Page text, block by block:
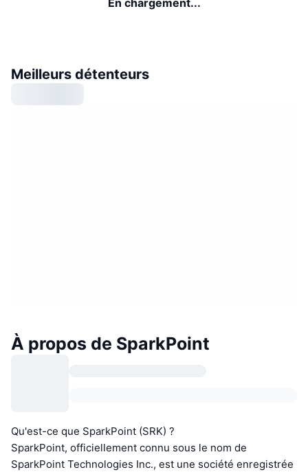
Meilleurs détenteurs
À propos de SparkPoint
Qu'est-ce que SparkPoint (SRK) ?
SparkPoint, officiellement connu sous le nom de
SparkPoint Technologies Inc., est une société enregistrée